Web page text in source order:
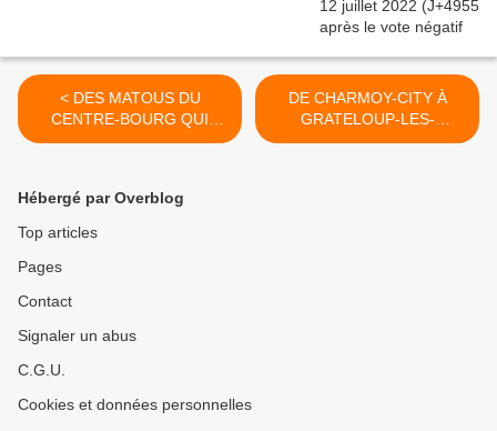
< DES MATOUS DU
CENTRE-BOURG QUI
VEULENT PARTICIPER- du
DE CHARMOY-CITY À
GRATELOUP-LES-
MINETTES, EN MARCHE
Hébergé par Overblog
Top articles
Pages
Contact
Signaler un abus
C.G.U.
Cookies et données personnelles